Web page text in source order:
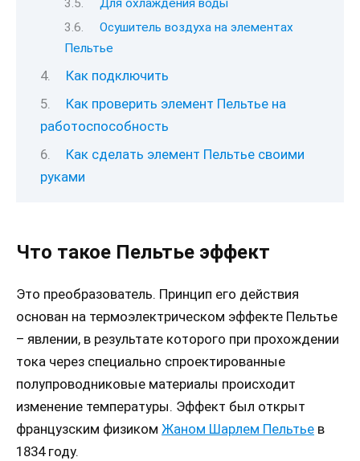
Для охлаждения воды
Осушитель воздуха на элементах
Пельтье
Как подключить
Как проверить элемент Пельтье на
работоспособность
Как сделать элемент Пельтье своими
руками
Что такое Пельтье эффект
Это преобразователь. Принцип его действия
основан на термоэлектрическом эффекте Пельтье
– явлении, в результате которого при прохождении
тока через специально спроектированные
полупроводниковые материалы происходит
изменение температуры. Эффект был открыт
французским физиком Жаном Шарлем Пельтье в
1834 году.